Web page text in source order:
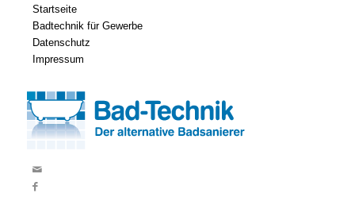
Startseite
Badtechnik für Gewerbe
Datenschutz
Impressum